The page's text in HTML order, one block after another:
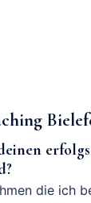
die ich